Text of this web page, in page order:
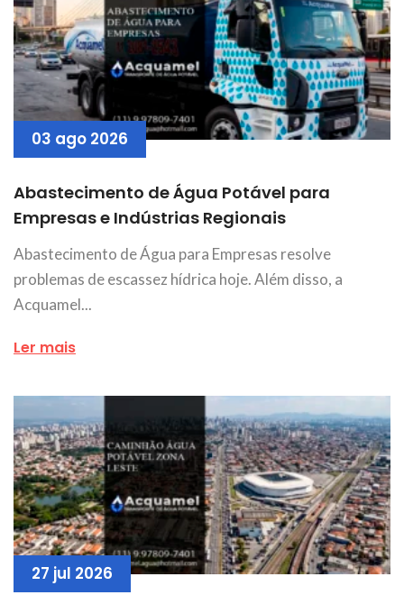
03 ago 2026
Abastecimento de Água Potável para
Empresas e Indústrias Regionais
Abastecimento de Água para Empresas resolve
problemas de escassez hídrica hoje. Além disso, a
Acquamel...
Ler mais
27 jul 2026